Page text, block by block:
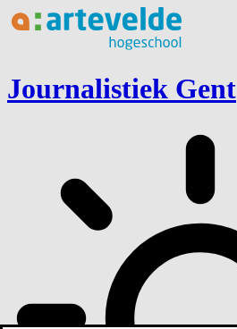
Ga naar inhoud
Journalistiek Gent